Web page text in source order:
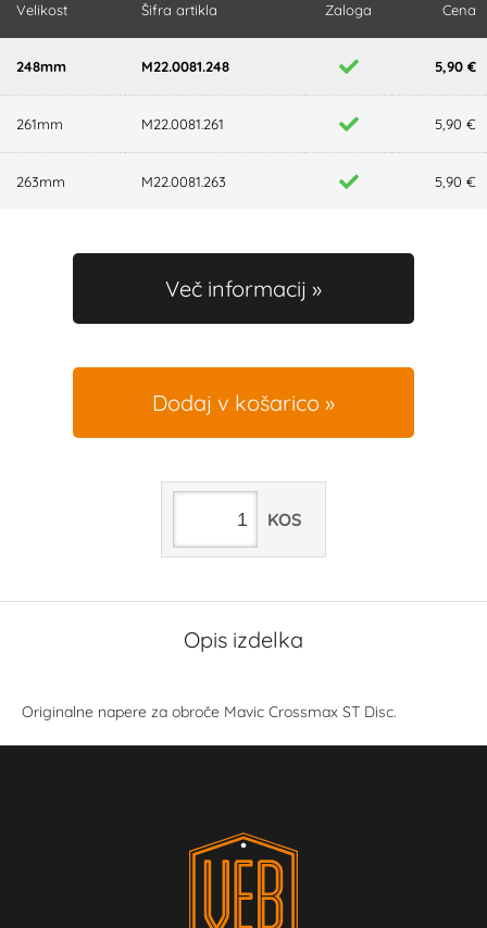
Velikost Šifra artikla Zaloga Cena
248mm M22.0081.248 5,90 €
261mm M22.0081.261 5,90 €
263mm M22.0081.263 5,90 €
Več informacij
Dodaj v košarico
KOS
Opis izdelka
Originalne napere za obroče Mavic Crossmax ST Disc.